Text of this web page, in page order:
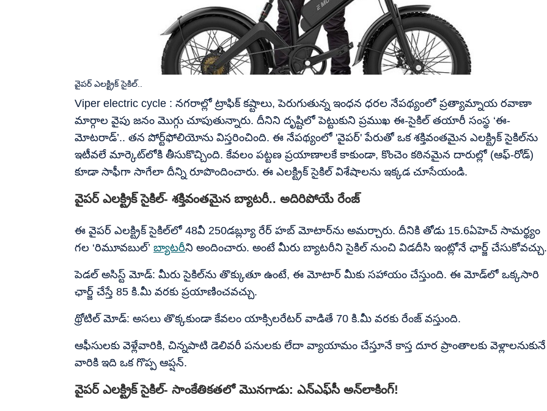
Viper electric cycle : నగరాల్లో ట్రాఫిక్ కష్టాలు, పెరుగుతున్న ఇంధన ధరల నేపథ్యంలో ప్రత్యామ్నాయ రవాణా
మార్గాల వైపు జనం మొగ్గు చూపుతున్నారు. దీనిని దృష్టిలో పెట్టుకుని ప్రముఖ ఈ-సైకిల్ తయారీ సంస్థ ‘ఈ-
మోటరాడ్’.. తన పోర్ట్‌ఫోలియోను విస్తరించింది. ఈ నేపథ్యంలో 'వైపర్' పేరుతో ఒక శక్తివంతమైన ఎలక్ట్రిక్ సైకిల్‌ను
ఇటీవలే మార్కెట్​లోకి తీసుకొచ్చింది. కేవలం పట్టణ ప్రయాణాలకే కాకుండా, కొంచెం కఠినమైన దారుల్లో (ఆఫ్​-రోడ్​)
కూడా సాఫీగా సాగేలా దీన్ని రూపొందించారు. ఈ ఎలక్ట్రిక్ సైకిల్​ విశేషాలను ఇక్కడ చూసేయండి.
వైపర్​ ఎలక్ట్రిక్ సైకిల్..
వైపర్​ ఎలక్ట్రిక్​ సైకిల్​- శక్తివంతమైన బ్యాటరీ.. అదిరిపోయే రేంజ్
ఈ వైపర్ ఎలక్ట్రిక్ సైకిల్‌లో 48వీ 250డబ్ల్యూ రేర్ హబ్ మోటార్‌ను అమర్చారు. దీనికి తోడు 15.6ఏహెచ్ సామర్థ్యం
గల ‘రిమూవబుల్’ బ్యాటరీని అందించారు. అంటే మీరు బ్యాటరీని సైకిల్ నుంచి విడదీసి ఇంట్లోనే ఛార్జ్ చేసుకోవచ్చు.
పెడల్ అసిస్ట్ మోడ్: మీరు సైకిల్‌ను తొక్కుతూ ఉంటే, ఈ మోటార్ మీకు సహాయం చేస్తుంది. ఈ మోడ్‌లో ఒక్కసారి
ఛార్జ్ చేస్తే 85 కి.మీ వరకు ప్రయాణించవచ్చు.
థ్రోటిల్ మోడ్: అసలు తొక్కకుండా కేవలం యాక్సిలరేటర్ వాడితే 70 కి.మీ వరకు రేంజ్ వస్తుంది.
ఆఫీసులకు వెళ్లేవారికి, చిన్నపాటి డెలివరీ పనులకు లేదా వ్యాయామం చేస్తూనే కాస్త దూర ప్రాంతాలకు వెళ్లాలనుకునే
వారికి ఇది ఒక గొప్ప ఆప్షన్.
వైపర్​ ఎలక్ట్రిక్​ సైకిల్- సాంకేతికతలో మొనగాడు: ఎన్‌ఎఫ్‌సీ అన్‌లాకింగ్!